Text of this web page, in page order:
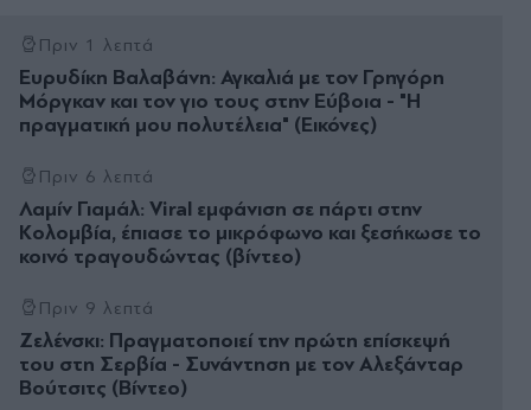
Πριν 1 λεπτά
Ευρυδίκη Βαλαβάνη: Αγκαλιά με τον Γρηγόρη
Μόργκαν και τον γιο τους στην Εύβοια - "Η
πραγματική μου πολυτέλεια" (Εικόνες)
Πριν 6 λεπτά
Λαμίν Γιαμάλ: Viral εμφάνιση σε πάρτι στην
Κολομβία, έπιασε το μικρόφωνο και ξεσήκωσε το
κοινό τραγουδώντας (βίντεο)
Πριν 9 λεπτά
Ζελένσκι: Πραγματοποιεί την πρώτη επίσκεψή
του στη Σερβία - Συνάντηση με τον Αλεξάνταρ
Βούτσιτς (Βίντεο)